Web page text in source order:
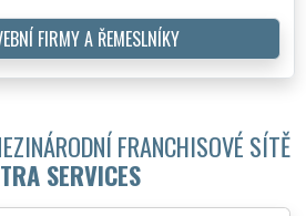
FIRMY A ŘEMESLNÍKY
FRANCHISOVÉ SÍTĚ
SERVICES